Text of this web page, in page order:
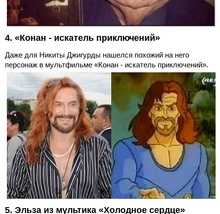
4. «Конан - искатель приключений»
Даже для Никиты Джигурды нашелся похожий на него
персонаж в мультфильме «Конан - искатель приключений».
5. Эльза из мультика «Холодное сердце»